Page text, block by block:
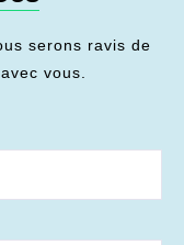
serons ravis de
vous.